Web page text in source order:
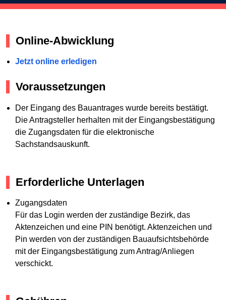
Online-Abwicklung
Jetzt online erledigen
Voraussetzungen
Der Eingang des Bauantrages wurde bereits bestätigt.
Die Antragsteller herhalten mit der Eingangsbestätigung
die Zugangsdaten für die elektronische
Sachstandsauskunft.
Erforderliche Unterlagen
Zugangsdaten
Für das Login werden der zuständige Bezirk, das
Aktenzeichen und eine PIN benötigt. Aktenzeichen und
Pin werden von der zuständigen Bauaufsichtsbehörde
mit der Eingangsbestätigung zum Antrag/Anliegen
verschickt.